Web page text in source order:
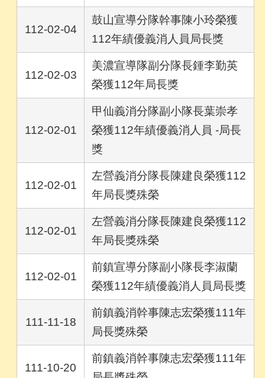
112-02-04
鼓山宣導分隊幹事陳小玲榮獲
112年績優義消人員局長獎
112-02-03
美濃宣導隊副分隊長鍾李勤英
榮獲112年局長獎
112-02-01
甲仙義消分隊副小隊長葉崇孝
榮獲112年績優義消人員 -局長
獎
112-02-01
左營義消分隊長陳建良榮獲112
年局長獎殊榮
112-02-01
左營義消分隊長陳建良榮獲112
年局長獎殊榮
112-02-01
前鎮宣導分隊副小隊長李淑蘭
榮獲112年績優義消人員局長獎
111-11-18
前鎮義消幹事陳志宏榮獲111年
局長獎殊榮
111-10-20
前鎮義消幹事陳志宏榮獲111年